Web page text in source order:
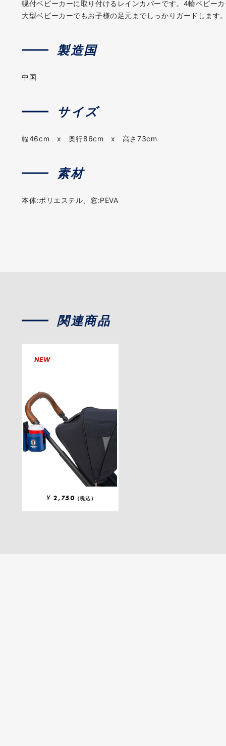
幌付ベビーカーに取り付けるレインカバーです。4輪ベビー
大型ベビーカーでもお子様の足元までしっかりガードしま
製造国
中国
サイズ
幅46cm x 奥行86cm x 高さ73cm
素材
本体:ポリエステル、窓:PEVA
関連商品
NEW
¥ 2,750 (税込)